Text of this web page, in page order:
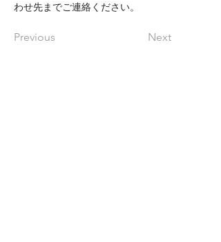
わせ先までご連絡ください。
Previous Next